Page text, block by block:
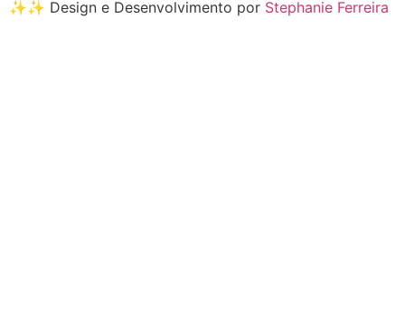
✨✨ Design e Desenvolvimento por Stephanie Ferreira